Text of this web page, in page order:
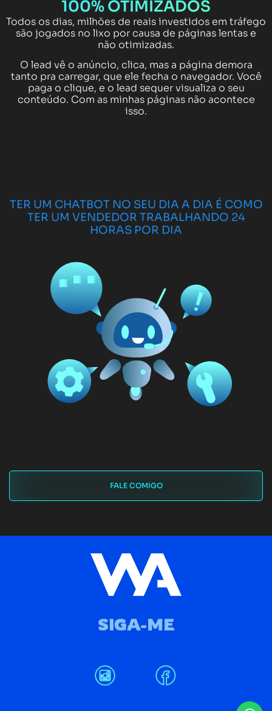
100% OTIMIZADOS
Todos os dias, milhões de reais investidos em tráfego
são jogados no lixo por causa de páginas lentas e
não otimizadas.
O lead vê o anúncio, clica, mas a página demora
tanto pra carregar, que ele fecha o navegador. Você
paga o clique, e o lead sequer visualiza o seu
conteúdo. Com as minhas páginas não acontece
isso.
TER UM CHATBOT NO SEU DIA A DIA É COMO
TER UM VENDEDOR TRABALHANDO 24
HORAS POR DIA
FALE COMIGO
SIGA-ME